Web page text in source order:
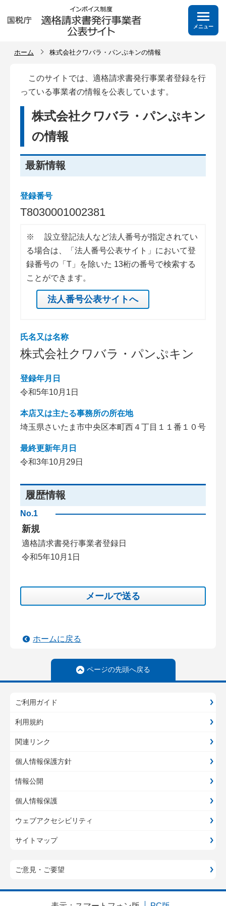
メニュー
ホーム 株式会社クワバラ・パンぷキンの情報
このサイトでは、適格請求書発行事業者登録を行
っている事業者の情報を公表しています。
株式会社クワバラ・パンぷキン
の情報
最新情報
登録番号
T8030001002381
※
設立登記法人など法人番号が指定されてい
る場合は、「法人番号公表サイト」において登
録番号の「T」を除いた 13桁の番号で検索する
ことができます。
法人番号公表サイトへ
氏名又は名称
株式会社クワバラ・パンぷキン
登録年月日
令和5年10月1日
本店又は主たる事務所の所在地
埼玉県さいたま市中央区本町西４丁目１１番１０号
最終更新年月日
令和3年10月29日
履歴情報
No.1
新規
適格請求書発行事業者登録日
令和5年10月1日
メールで送る
ホームに戻る
ページの先頭へ戻る
ご利用ガイド
利用規約
関連リンク
個人情報保護方針
情報公開
個人情報保護
ウェブアクセシビリティ
サイトマップ
ご意見・ご要望